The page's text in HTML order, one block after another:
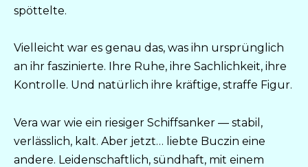
spöttelte.
Vielleicht war es genau das, was ihn ursprünglich
an ihr faszinierte. Ihre Ruhe, ihre Sachlichkeit, ihre
Kontrolle. Und natürlich ihre kräftige, straffe Figur.
Vera war wie ein riesiger Schiffsanker — stabil,
verlässlich, kalt. Aber jetzt… liebte Buczin eine
andere. Leidenschaftlich, sündhaft, mit einem